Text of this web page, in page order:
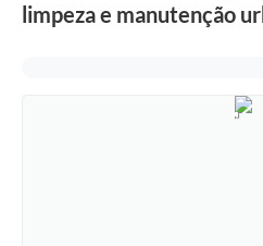
limpeza e manutenção